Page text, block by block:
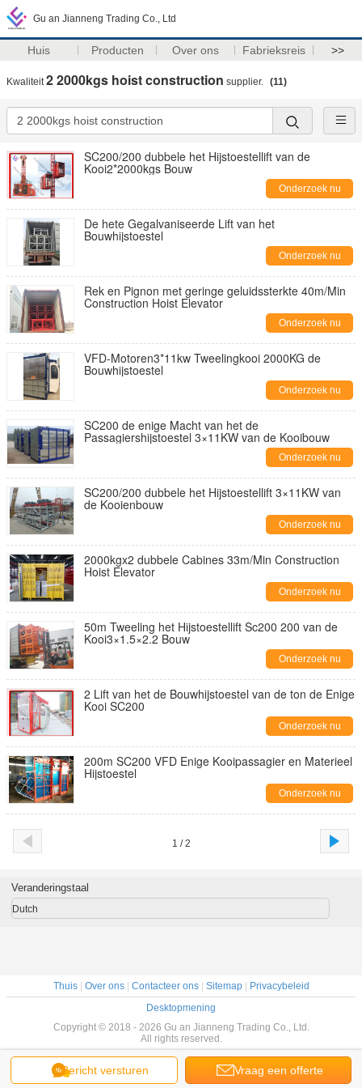
Gu an Jianneng Trading Co., Ltd
Huis Producten Over ons Fabrieksreis >>
Kwaliteit2 2000kgs hoist construction supplier. (11)
SC200/200 dubbele het Hijstoestellift van de
Kooi2*2000kgs Bouw
Onderzoek nu
De hete Gegalvaniseerde Lift van het
Bouwhijstoestel
Onderzoek nu
Rek en Pignon met geringe geluidssterkte 40m/Min
Construction Hoist Elevator
Onderzoek nu
VFD-Motoren3*11kw Tweelingkooi 2000KG de
Bouwhijstoestel
Onderzoek nu
SC200 de enige Macht van het de
Passagiershijstoestel 3×11KW van de Kooibouw
Onderzoek nu
SC200/200 dubbele het Hijstoestellift 3×11KW van
de Kooienbouw
Onderzoek nu
2000kgx2 dubbele Cabines 33m/Min Construction
Hoist Elevator
Onderzoek nu
50m Tweeling het Hijstoestellift Sc200 200 van de
Kooi3×1.5×2.2 Bouw
Onderzoek nu
2 Lift van het de Bouwhijstoestel van de ton de Enige
Kooi SC200
Onderzoek nu
200m SC200 VFD Enige Kooipassagier en Materieel
Hijstoestel
Onderzoek nu
1 / 2
Bericht versturen Vraag een offerte
Veranderingstaal
Dutch
Thuis| Over ons| Contacteer ons| Sitemap|
Privacybeleid
Desktopmening
Copyright © 2018 - 2026 Gu an Jianneng Trading Co., Ltd.
All rights reserved.